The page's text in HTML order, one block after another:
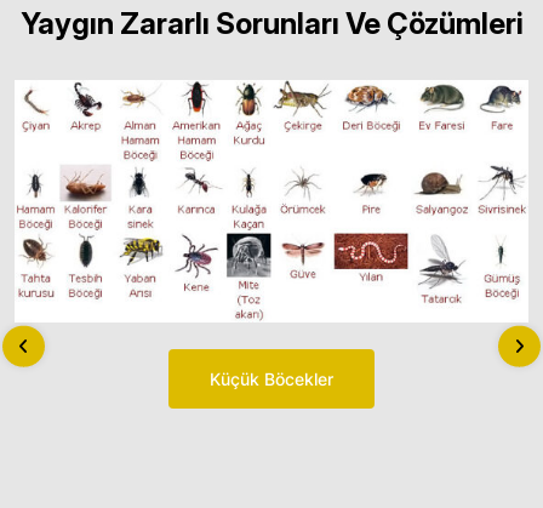
Yaygın Zararlı Sorunları Ve Çözümleri
Küçük Böcekler